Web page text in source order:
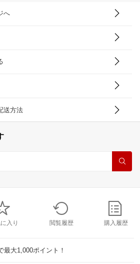
へ
送方法
入り 閲覧履歴 購入履歴
大1,000ポイント！